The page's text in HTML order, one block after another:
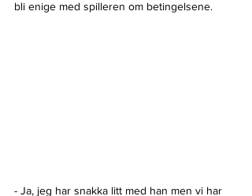
bli enige med spilleren om betingelsene.
- Ja, jeg har snakka litt med han men vi har